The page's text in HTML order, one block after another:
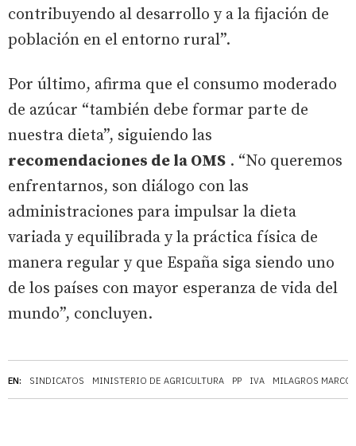
EN: SINDICATOS MINISTERIO DE AGRICULTURA PP IVA MILAGROS
contribuyendo al desarrollo y a la fijación de
población en el entorno rural”.
Por último, afirma que el consumo moderado
de azúcar “también debe formar parte de
nuestra dieta”, siguiendo las
recomendaciones de la OMS . “No queremos
enfrentarnos, son diálogo con las
administraciones para impulsar la dieta
variada y equilibrada y la práctica física de
manera regular y que España siga siendo uno
de los países con mayor esperanza de vida del
mundo”, concluyen.